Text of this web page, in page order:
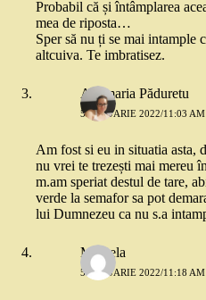
Probabil că și întâmplarea
mea de riposta…
Sper să nu ți se mai intample
altcuiva. Te imbratisez.
Anamaria Păduretu
5 IANUARIE 2022/11:03 AM
Am fost si eu in situatia asta,
nu vrei te trezești mai mereu
m.am speriat destul de tare,
verde la semafor sa pot
lui Dumnezeu ca nu s.a
Mihaela
5 IANUARIE 2022/11:18 AM